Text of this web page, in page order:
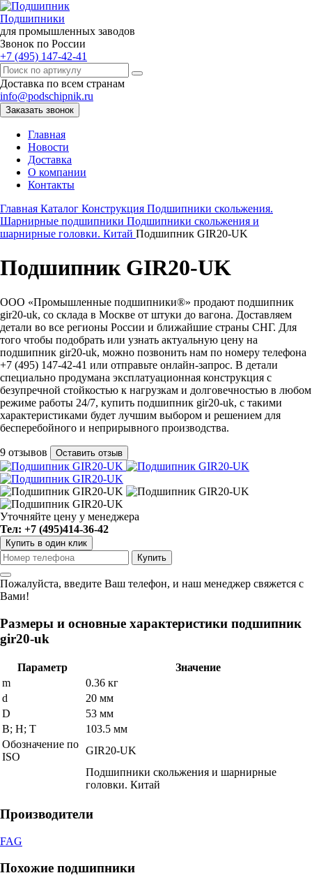
Подшипники
для промышленных заводов
Звонок по России
+7 (495) 147-42-41
Доставка по всем странам
info@podschipnik.ru
Заказать звонок
Главная
Новости
Доставка
О компании
Контакты
Главная Каталог Конструкция Подшипники скольжения.
Шарнирные подшипники Подшипники скольжения и
шарнирные головки. Китай Подшипник GIR20-UK
Подшипник GIR20-UK
ООО «Промышленные подшипники®» продают подшипник
gir20-uk, со склада в Москве от штуки до вагона. Доставляем
детали во все регионы России и ближайшие страны СНГ. Для
того чтобы подобрать или узнать актуальную цену на
подшипник gir20-uk, можно позвонить нам по номеру телефона
+7 (495) 147-42-41 или отправьте онлайн-запрос. В детали
специально продумана эксплатуационная конструкция с
безупречной стойкостью к нагрузкам и долговечностью в любом
режиме работы 24/7, купить подшипник gir20-uk, с такими
характеристиками будет лучшим выбором и решением для
бесперебойного и неприрывного производства.
9 отзывов Оставить отзыв
Уточняйте цену у менеджера
Тел: +7 (495)414-36-42
Купить в один клик
Пожалуйста, введите Ваш телефон, и наш менеджер свяжется с
Вами!
Размеры и основные характеристики подшипник
gir20-uk
Параметр
Значение
m
0.36 кг
d
20 мм
D
53 мм
В; Н; Т
103.5 мм
Обозначение по
ISO
GIR20-UK
Подшипники скольжения и шарнирные
головки. Китай
Производители
FAG
Похожие подшипники